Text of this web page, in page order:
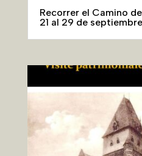
Recorrer el Camino
21 al 29 de septiembre